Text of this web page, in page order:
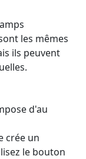
les mêmes
ils peuvent
d'au
crée un
le bouton